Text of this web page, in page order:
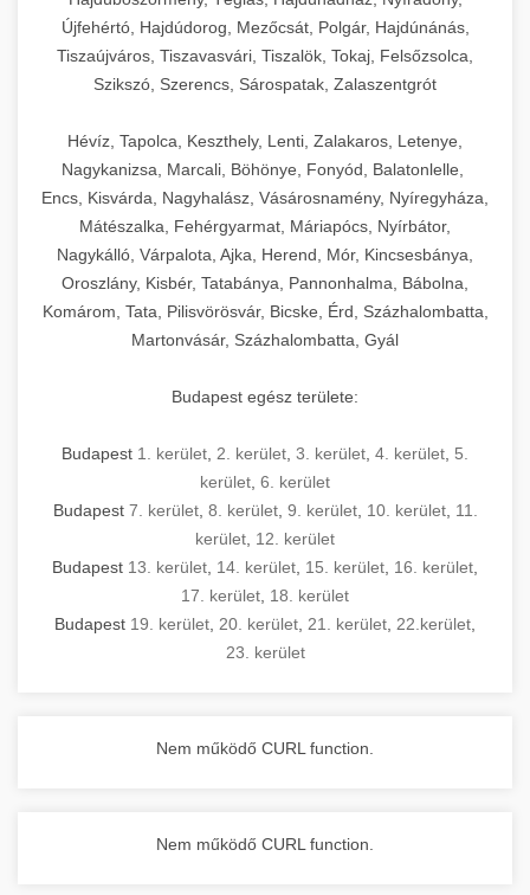
Újfehértó, Hajdúdorog, Mezőcsát, Polgár, Hajdúnánás,
Tiszaújváros, Tiszavasvári, Tiszalök, Tokaj, Felsőzsolca,
Szikszó, Szerencs, Sárospatak, Zalaszentgrót
Hévíz, Tapolca, Keszthely, Lenti, Zalakaros, Letenye,
Nagykanizsa, Marcali, Böhönye, Fonyód, Balatonlelle,
Encs, Kisvárda, Nagyhalász, Vásárosnamény, Nyíregyháza,
Mátészalka, Fehérgyarmat, Máriapócs, Nyírbátor,
Nagykálló, Várpalota, Ajka, Herend, Mór, Kincsesbánya,
Oroszlány, Kisbér, Tatabánya, Pannonhalma, Bábolna,
Komárom, Tata, Pilisvörösvár, Bicske, Érd, Százhalombatta,
Martonvásár, Százhalombatta, Gyál
Budapest egész területe:
Budapest 1. kerület 2. kerület 3. kerület 4. kerület 5.
kerület 6. kerület
Budapest 7. kerület, 8. kerület, 9. kerület, 10. kerület, 11.
kerület 12. kerület
Budapest 13. kerület 14. kerület 15. kerület 16. kerület
17. kerület 18. kerület
Budapest 19. kerület 20. kerület 21. kerület 22.kerület
23. kerület
Nem működő CURL function.
Nem működő CURL function.